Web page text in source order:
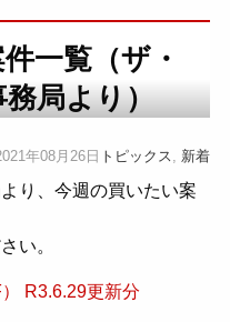
一覧（ザ・
局より）
年08月26日 トピックス, 新着
り、今週の買いたい案
い。
R3.6.29更新分